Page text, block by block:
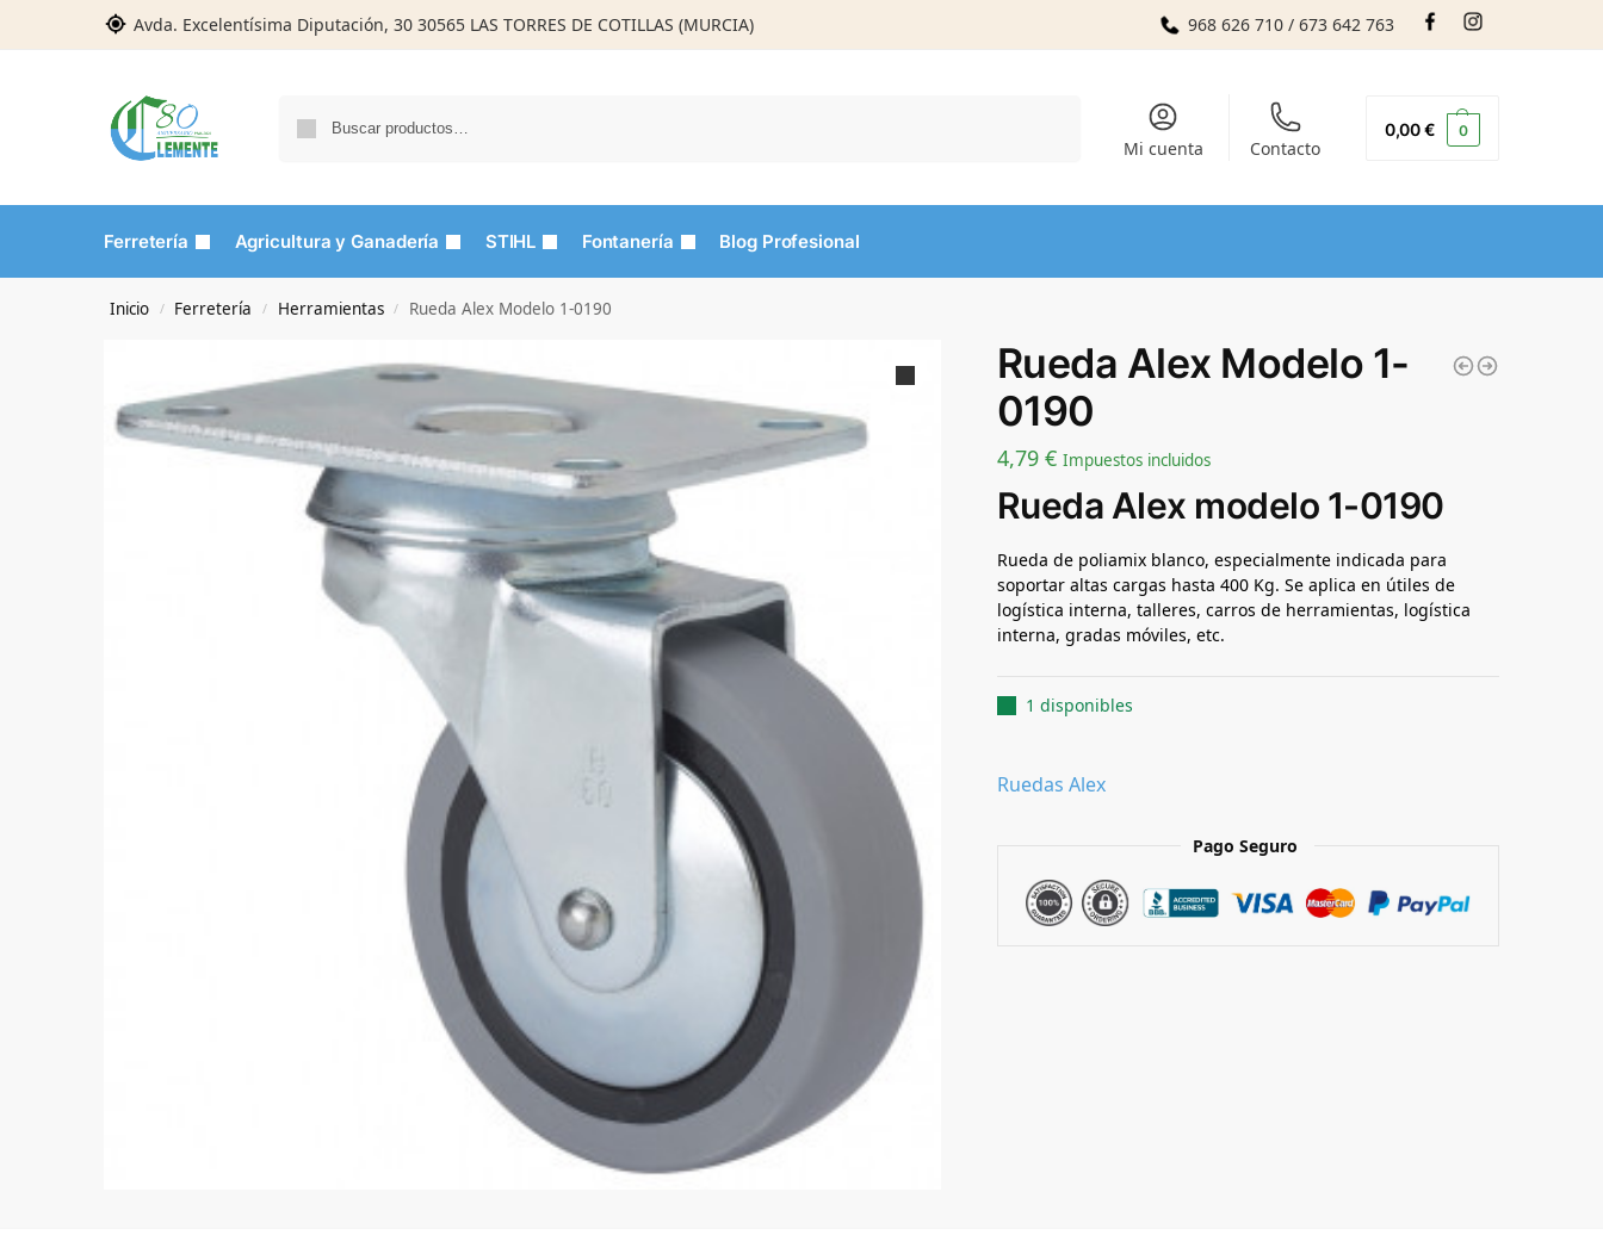
Avda. Excelentísima Diputación, 30 30565 LAS TORRES DE COTILLAS (MURCIA) 968 626 710 / 673 642 763
Mi cuenta Contacto
0,00€ 0
Ferretería Agricultura y Ganadería STIHL Fontanería Blog Profesional
Inicio / Ferretería / Herramientas / Rueda Alex Modelo 1-0190
Rueda Alex Modelo 1-
0190
4,79 € Impuestos incluidos
Rueda Alex modelo 1-0190
Rueda de poliamix blanco, especialmente indicada para
soportar altas cargas hasta 400 Kg. Se aplica en útiles de
logística interna, talleres, carros de herramientas, logística
interna, gradas móviles, etc.
1 disponibles
Ruedas Alex
Pago Seguro